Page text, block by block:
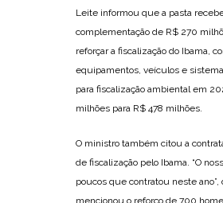
Leite informou que a pasta
complementação de R$ 270
reforçar a fiscalização do Ibama,
equipamentos, veículos e
para fiscalização ambiental em
milhões para R$ 478 milhões.
O ministro também citou a
de fiscalização pelo Ibama. “O
poucos que contratou neste
mencionou o reforço de 700